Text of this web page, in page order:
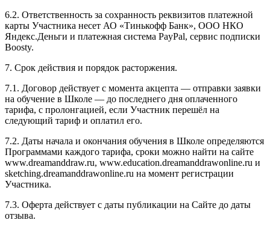
6.2. Ответственность за сохранность реквизитов платежной
карты Участника несет АО «Тинькофф Банк», ООО НКО
Яндекс.Деньги и платежная система PayPal, сервис подписки
Boosty.
7. Срок действия и порядок расторжения.
7.1. Договор действует с момента акцепта — отправки заявки
на обучение в Школе — до последнего дня оплаченного
тарифа, с пролонгацией, если Участник перешёл на
следующий тариф и оплатил его.
7.2. Даты начала и окончания обучения в Школе определяются
Программами каждого тарифа, сроки можно найти на сайте
www.dreamanddraw.ru, www.education.dreamanddrawonline.ru и
sketching.dreamanddrawonline.ru на момент регистрации
Участника.
7.3. Оферта действует с даты публикации на Сайте до даты
отзыва.